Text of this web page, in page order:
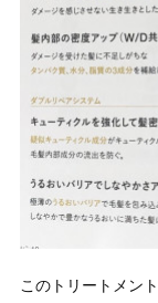
このトリートメン